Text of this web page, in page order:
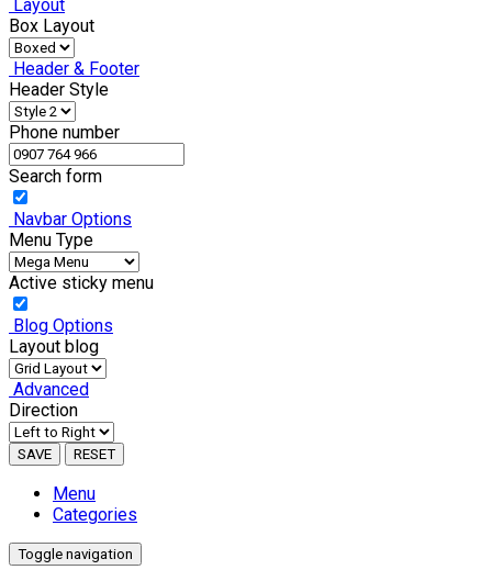
Layout
Box Layout
Header & Footer
Header Style
Phone number
Search form
Navbar Options
Menu Type
Active sticky menu
Blog Options
Layout blog
Advanced
Direction
SAVE RESET
Menu
Categories
Toggle navigation